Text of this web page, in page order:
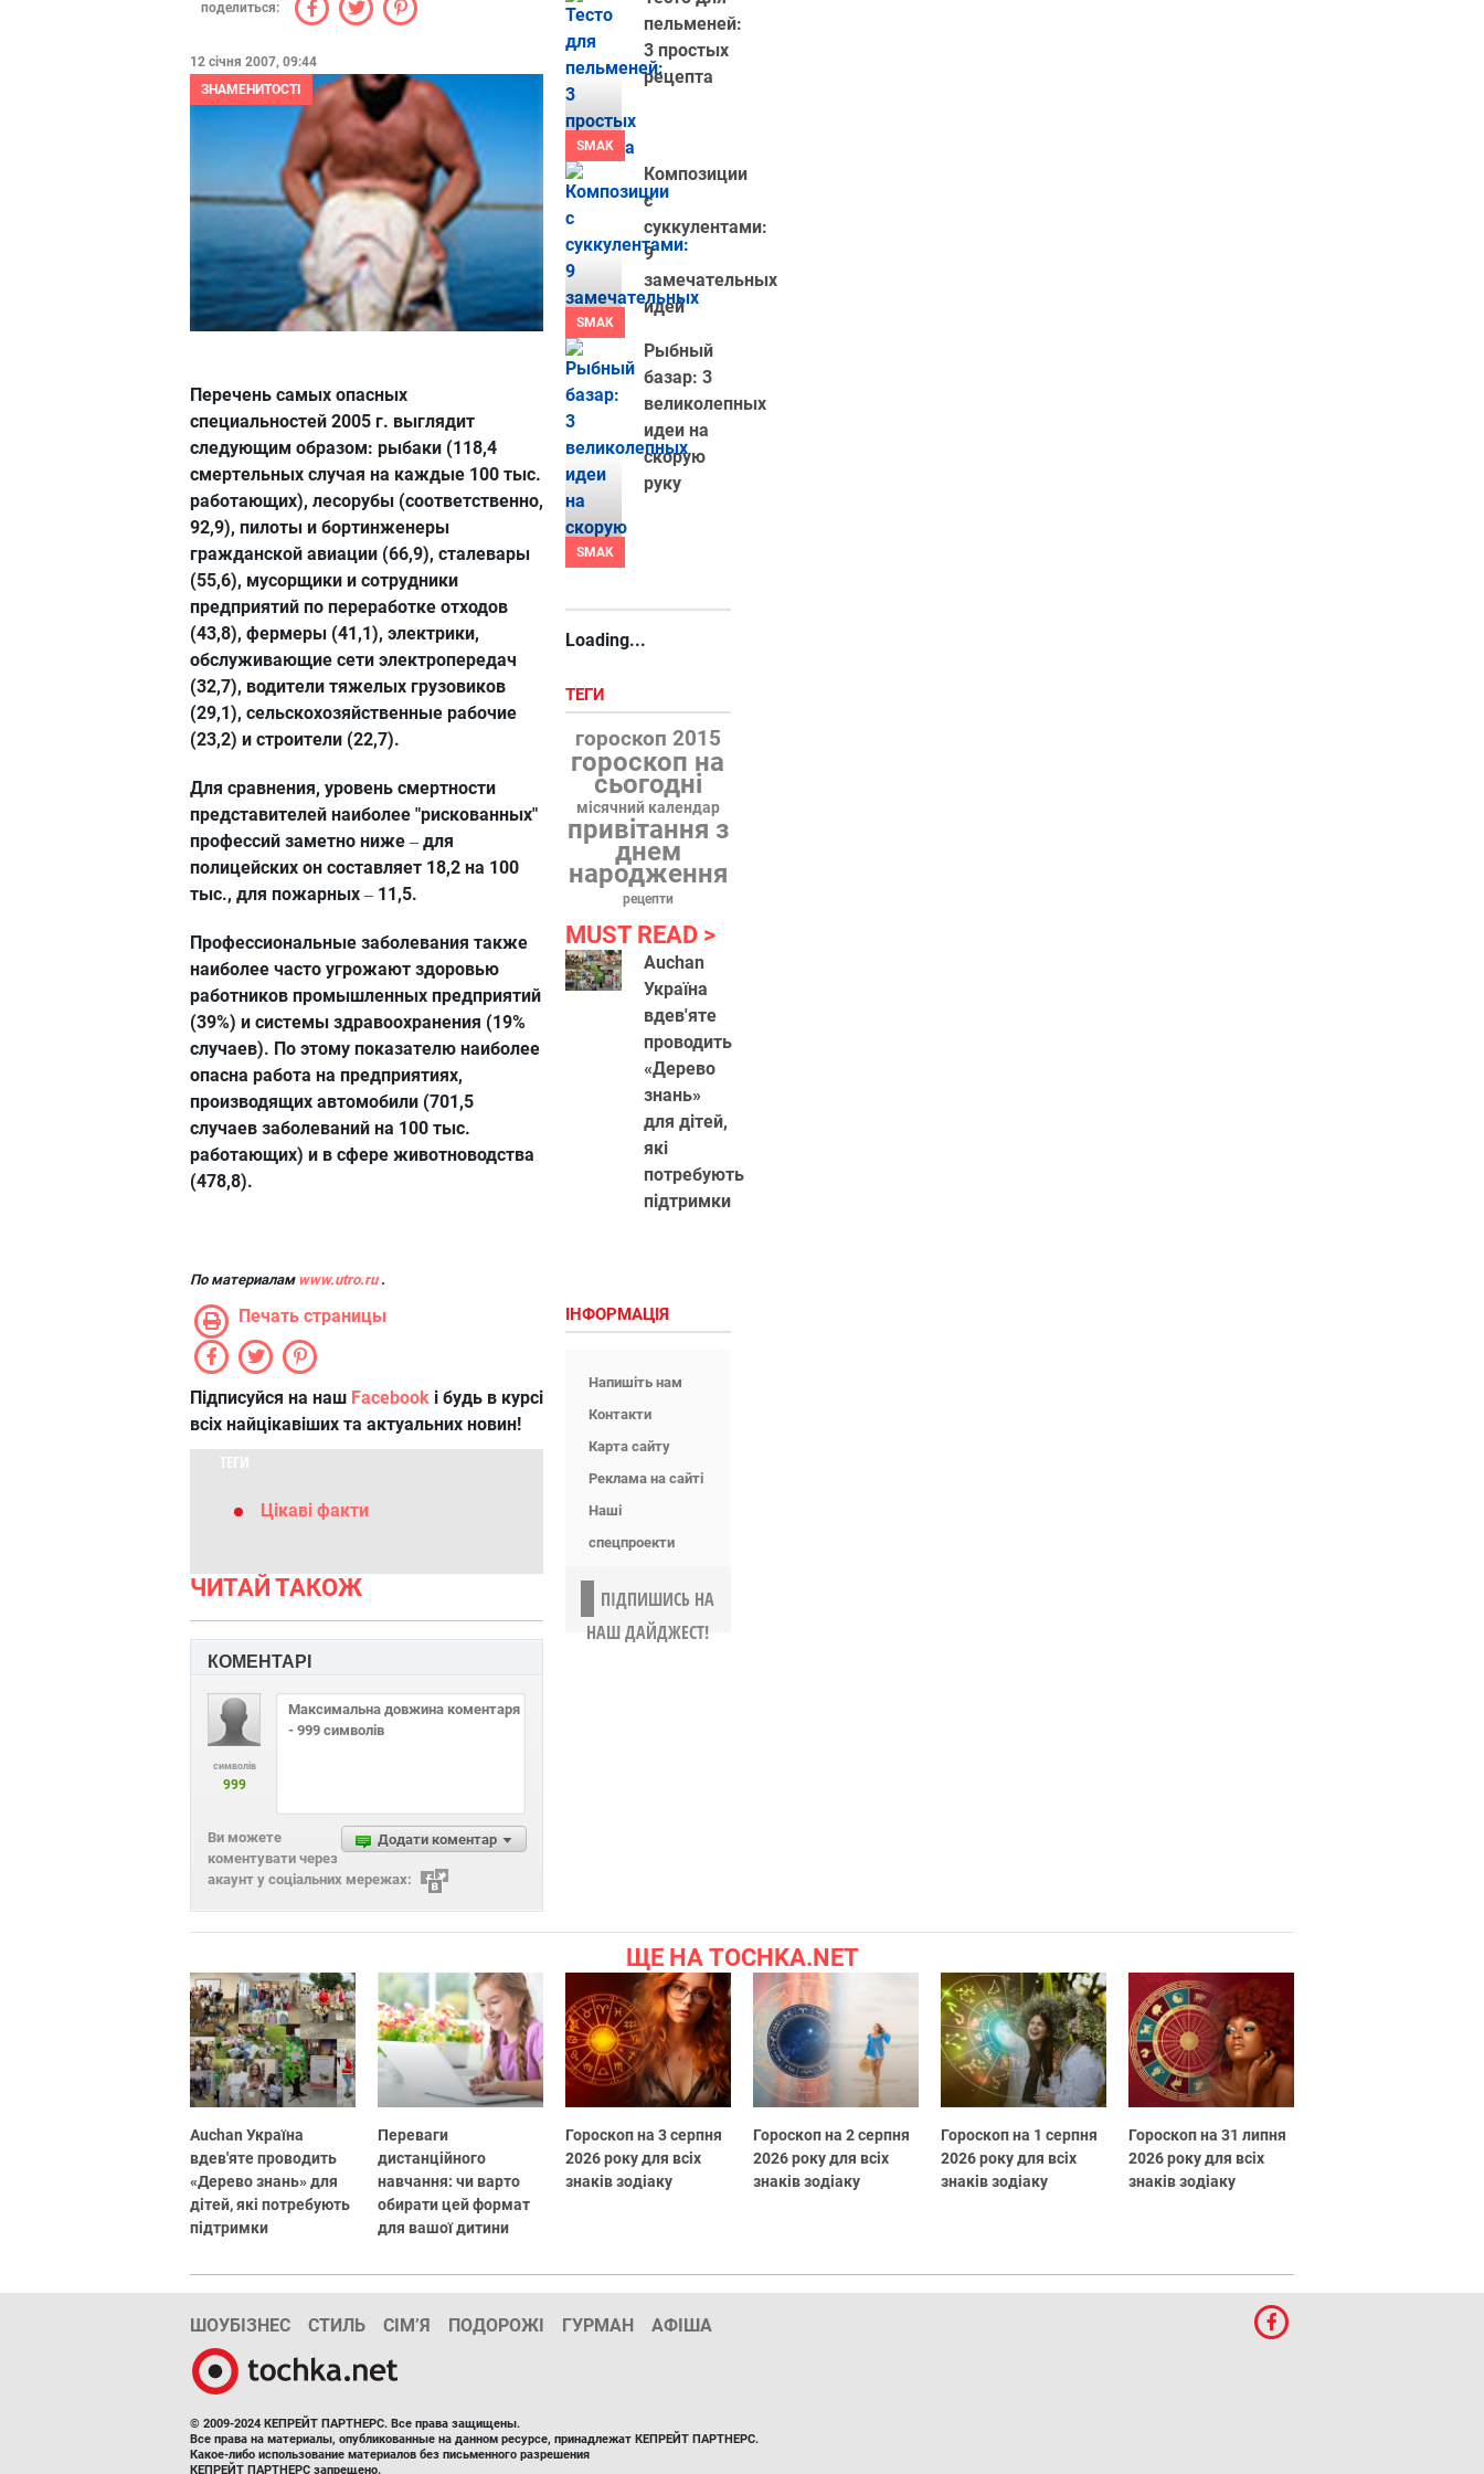
поделиться:
12 січня 2007, 09:44
ЗНАМЕНИТОСТІ
Перечень самых опасных
специальностей 2005 г. выглядит
следующим образом: рыбаки (118,4
смертельных случая на каждые 100 тыс.
работающих), лесорубы (соответственно,
92,9), пилоты и бортинженеры
гражданской авиации (66,9), сталевары
(55,6), мусорщики и сотрудники
предприятий по переработке отходов
(43,8), фермеры (41,1), электрики,
обслуживающие сети электропередач
(32,7), водители тяжелых грузовиков
(29,1), сельскохозяйственные рабочие
(23,2) и строители (22,7).
Для сравнения, уровень смертности
представителей наиболее "рискованных"
профессий заметно ниже – для
полицейских он составляет 18,2 на 100
тыс., для пожарных – 11,5.
Профессиональные заболевания также
наиболее часто угрожают здоровью
работников промышленных предприятий
(39%) и системы здравоохранения (19%
случаев). По этому показателю наиболее
опасна работа на предприятиях,
производящих автомобили (701,5
случаев заболеваний на 100 тыс.
работающих) и в сфере животноводства
(478,8).
По материалам www.utro.ru.
Печать страницы
Підписуйся на наш Facebook і будь в курсі
всіх найцікавіших та актуальних новин!
ТЕГИ
Цікаві факти
ЧИТАЙ ТАКОЖ
КОМЕНТАРІ
символів
999
Додати коментар
Ви можете
коментувати через
акаунт у соціальних мережах:
SMAK
пельменей:
3 простых
рецепта
SMAK
Композиции
с
суккулентами:
9
замечательных
идей
SMAK
Рыбный
базар: 3
великолепных
идеи на
скорую
руку
Loading...
ТЕГИ
гороскоп 2015
гороскоп на
сьогодні
місячний календар
привітання з
днем
народження
рецепти
MUST READ
Auchan
Україна
вдев'яте
проводить
«Дерево
знань»
для дітей,
які
потребують
підтримки
ІНФОРМАЦІЯ
Напишіть нам
Контакти
Карта сайту
Реклама на сайті
Наші
спецпроекти
ПІДПИШИСЬ НА
НАШ ДАЙДЖЕСТ!
ЩЕ НА TOCHKA.NET
Auchan Україна
вдев'яте проводить
«Дерево знань» для
дітей, які потребують
підтримки
Переваги
дистанційного
навчання: чи варто
обирати цей формат
для вашої дитини
Гороскоп на 3 серпня
2026 року для всіх
знаків зодіаку
Гороскоп на 2 серпня
2026 року для всіх
знаків зодіаку
Гороскоп на 1 серпня
2026 року для всіх
знаків зодіаку
Гороскоп на 31 липня
2026 року для всіх
знаків зодіаку
ШОУБІЗНЕС СТИЛЬ СІМ’Я ПОДОРОЖІ ГУРМАН АФІША
© 2009-2024 КЕПРЕЙТ ПАРТНЕРС. Все права защищены.
Все права на материалы, опубликованные на данном ресурсе, принадлежат КЕПРЕЙТ ПАРТНЕРС.
Какое-либо использование материалов без письменного разрешения
КЕПРЕЙТ ПАРТНЕРС запрещено.